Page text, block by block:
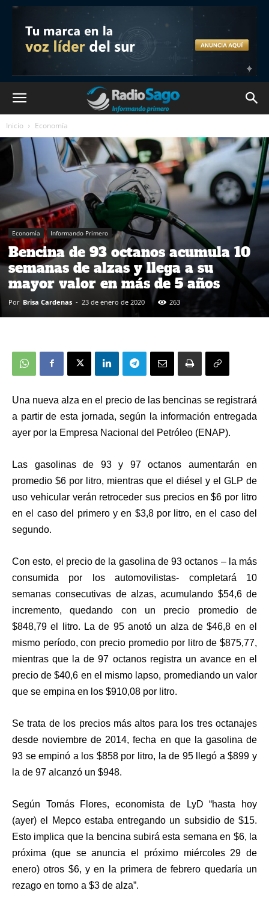
Inicio Economía
Economía Informando Primero
Bencina de 93 octanos acumula 10
semanas de alzas y llega a su
mayor valor en más de 5 años
Por Brisa Cardenas - 23 de enero de 2020 263
Una nueva alza en el precio de las bencinas se registrará
a partir de esta jornada, según la información entregada
ayer por la Empresa Nacional del Petróleo (ENAP).
Las gasolinas de 93 y 97 octanos aumentarán en
promedio $6 por litro, mientras que el diésel y el GLP de
uso vehicular verán retroceder sus precios en $6 por litro
en el caso del primero y en $3,8 por litro, en el caso del
segundo.
Con esto, el precio de la gasolina de 93 octanos – la más
consumida por los automovilistas- completará 10
semanas consecutivas de alzas, acumulando $54,6 de
incremento, quedando con un precio promedio de
$848,79 el litro. La de 95 anotó un alza de $46,8 en el
mismo período, con precio promedio por litro de $875,77,
mientras que la de 97 octanos registra un avance en el
precio de $40,6 en el mismo lapso, promediando un valor
que se empina en los $910,08 por litro.
Se trata de los precios más altos para los tres octanajes
desde noviembre de 2014, fecha en que la gasolina de
93 se empinó a los $858 por litro, la de 95 llegó a $899 y
la de 97 alcanzó un $948.
Según Tomás Flores, economista de LyD “hasta hoy
(ayer) el Mepco estaba entregando un subsidio de $15.
Esto implica que la bencina subirá esta semana en $6, la
próxima (que se anuncia el próximo miércoles 29 de
enero) otros $6, y en la primera de febrero quedaría un
rezago en torno a $3 de alza”.